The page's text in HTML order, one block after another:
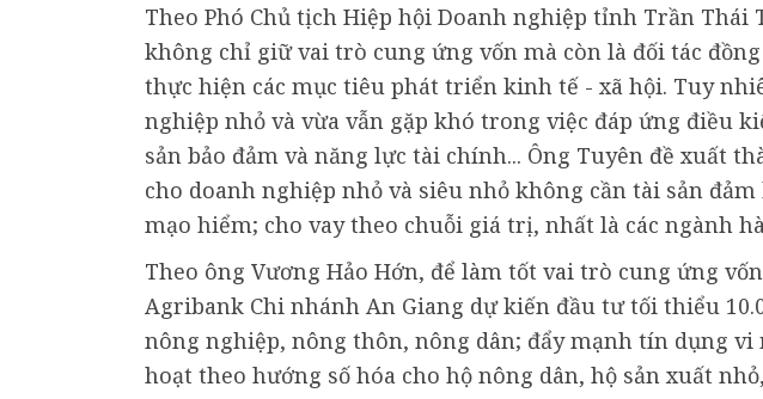
Theo Phó Chủ tịch Hiệp hội Doanh nghiệp tỉnh Trần Thái
không chỉ giữ vai trò cung ứng vốn mà còn là đối tác
thực hiện các mục tiêu phát triển kinh tế - xã hội. Tuy
nghiệp nhỏ và vừa vẫn gặp khó trong việc đáp ứng điều
sản bảo đảm và năng lực tài chính... Ông Tuyên đề xuất
cho doanh nghiệp nhỏ và siêu nhỏ không cần tài sản
mạo hiểm; cho vay theo chuỗi giá trị, nhất là các ngành
Theo ông Vương Hảo Hớn, để làm tốt vai trò cung ứng
Agribank Chi nhánh An Giang dự kiến đầu tư tối thiểu
nông nghiệp, nông thôn, nông dân; đẩy mạnh tín dụng
hoạt theo hướng số hóa cho hộ nông dân, hộ sản xuất